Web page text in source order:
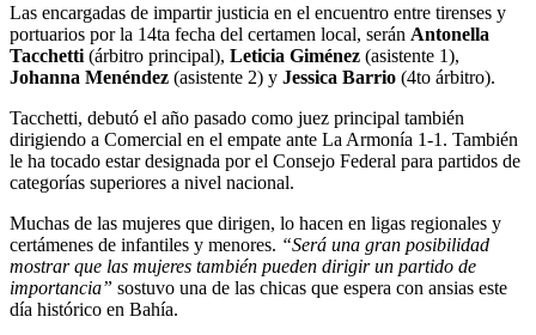
Las encargadas de impartir justicia en el encuentro entre tirenses y
portuarios por la 14ta fecha del certamen local, serán Antonella
Tacchetti (árbitro principal), Leticia Giménez (asistente 1),
Johanna Menéndez (asistente 2) y Jessica Barrio (4to árbitro).
Tacchetti, debutó el año pasado como juez principal también
dirigiendo a Comercial en el empate ante La Armonía 1-1. También
le ha tocado estar designada por el Consejo Federal para partidos de
categorías superiores a nivel nacional.
Muchas de las mujeres que dirigen, lo hacen en ligas regionales y
certámenes de infantiles y menores. “Será una gran posibilidad
mostrar que las mujeres también pueden dirigir un partido de
importancia” sostuvo una de las chicas que espera con ansias este
día histórico en Bahía.